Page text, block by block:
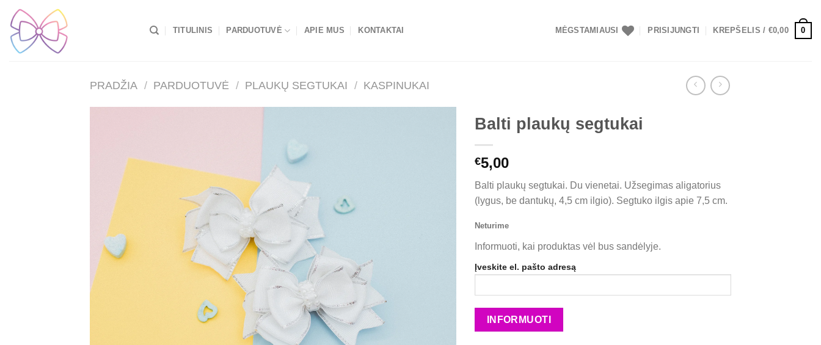
Skip
content
TITULINIS PARDUOTUVĖ APIE MUS KONTAKTAI MĖGSTAMIAUSI PRISIJUNGTI KREPŠELIS / €0,00 0
PRADŽIA / PARDUOTUVĖ / PLAUKŲ SEGTUKAI / KASPINUKAI
Balti plaukų segtukai
€5,00
Balti plaukų segtukai. Du vienetai. Užsegimas aligatorius
(lygus, be dantukų, 4,5 cm ilgio). Segtuko ilgis apie 7,5 cm.
Neturime
Informuoti, kai produktas vėl bus sandėlyje.
Įveskite el. pašto adresą